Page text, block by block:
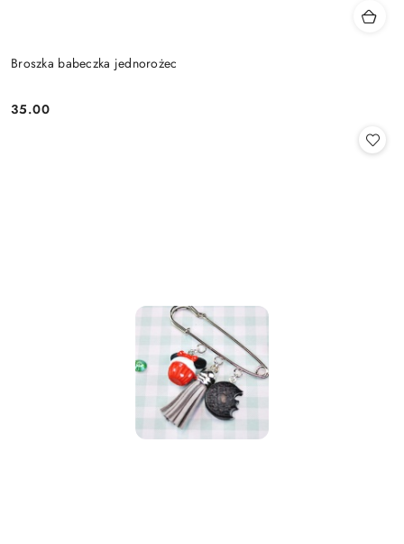
Broszka babeczka jednorożec
Cena:
35.00